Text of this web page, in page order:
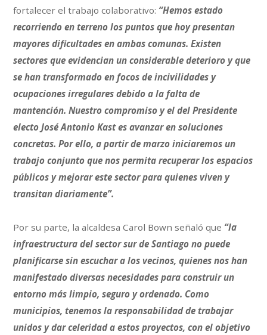
fortalecer el trabajo colaborativo: “Hemos estado
recorriendo en terreno los puntos que hoy presentan
mayores dificultades en ambas comunas. Existen
sectores que evidencian un considerable deterioro y que
se han transformado en focos de incivilidades y
ocupaciones irregulares debido a la falta de
mantención. Nuestro compromiso y el del Presidente
electo José Antonio Kast es avanzar en soluciones
concretas. Por ello, a partir de marzo iniciaremos un
trabajo conjunto que nos permita recuperar los espacios
públicos y mejorar este sector para quienes viven y
transitan diariamente”.
Por su parte, la alcaldesa Carol Bown señaló que “la
infraestructura del sector sur de Santiago no puede
planificarse sin escuchar a los vecinos, quienes nos han
manifestado diversas necesidades para construir un
entorno más limpio, seguro y ordenado. Como
municipios, tenemos la responsabilidad de trabajar
unidos y dar celeridad a estos proyectos, con el objetivo